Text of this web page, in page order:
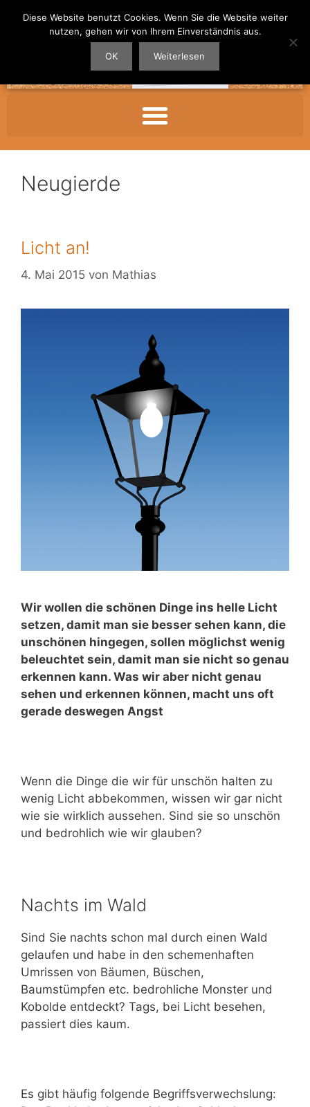
Neugierde
Licht an!
4. Mai 2015 von Mathias
Wir wollen die schönen Dinge ins helle Licht
setzen, damit man sie besser sehen kann, die
unschönen hingegen, sollen möglichst wenig
beleuchtet sein, damit man sie nicht so genau
erkennen kann. Was wir aber nicht genau
sehen und erkennen können, macht uns oft
gerade deswegen Angst
Wenn die Dinge die wir für unschön halten zu
wenig Licht abbekommen, wissen wir gar nicht
wie sie wirklich aussehen. Sind sie so unschön
und bedrohlich wie wir glauben?
Nachts im Wald
Sind Sie nachts schon mal durch einen Wald
gelaufen und habe in den schemenhaften
Umrissen von Bäumen, Büschen,
Baumstümpfen etc. bedrohliche Monster und
Kobolde entdeckt? Tags, bei Licht besehen,
passiert dies kaum.
Es gibt häufig folgende Begriffsverwechslung:
Diese Website benutzt Cookies. Wenn Sie die Website weiter
nutzen, gehen wir von Ihrem Einverständnis aus.
OK Weiterlesen